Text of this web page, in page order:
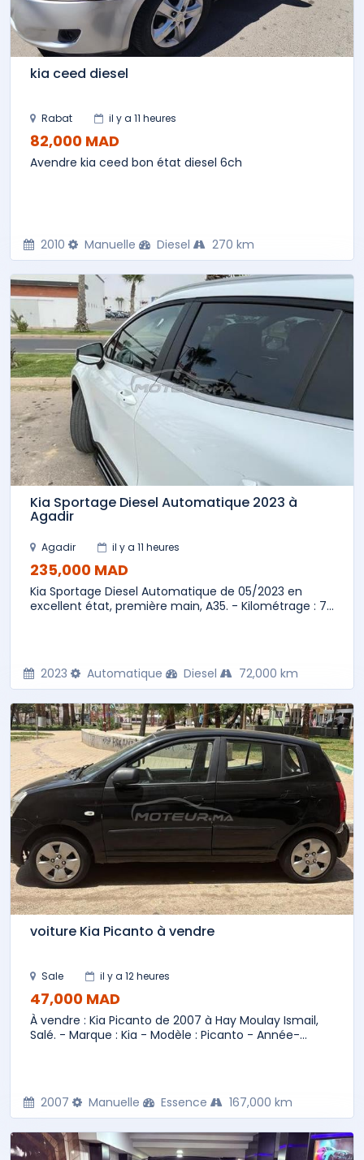
kia ceed diesel
Rabat il y a 11 heures
82,000 MAD
Avendre kia ceed bon état diesel 6ch
2010 Manuelle Diesel 270 km
Kia Sportage Diesel Automatique 2023 à
Agadir
Agadir il y a 11 heures
235,000 MAD
Kia Sportage Diesel Automatique de 05/2023 en
excellent état, première main, A35. - Kilométrage : 7...
2023 Automatique Diesel 72,000 km
voiture Kia Picanto à vendre
Sale il y a 12 heures
47,000 MAD
À vendre : Kia Picanto de 2007 à Hay Moulay Ismail,
Salé. - Marque : Kia - Modèle : Picanto - Année-...
2007 Manuelle Essence 167,000 km